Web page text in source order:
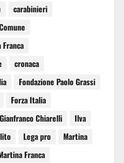
carabinieri
cronaca
Fondazione Paolo Grassi
Forza Italia
Gianfranco Chiarelli
Ilva
Lega pro
Martina
Franca